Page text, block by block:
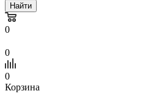
Найти
0
0
0
Корзина